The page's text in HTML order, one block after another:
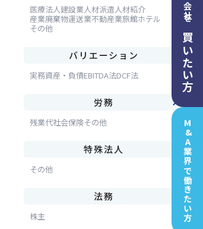
医療法人建設業人材派遣人材紹介
産業廃棄物運送業不動産業旅館ホテル
その他
バリエーション
実務資産・負債EBITDA法DCF法
労務
残業代社会保険その他
特殊法人
その他
法務
株主
会社を
買いたい方
M&A業界で
働きたい方